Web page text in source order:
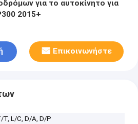
για το αυτοκίνητο για
2015+
Επικοινωνήστε
Τ, L/C, D/A, D/P